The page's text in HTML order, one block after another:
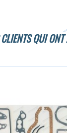
QUI